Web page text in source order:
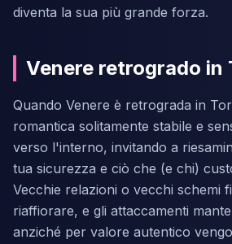
diventa la sua più grande forza.
Venere retrogrado in
Quando Venere è retrograda in
romantica solitamente stabile e
verso l'interno, invitando a
tua sicurezza e ciò che (e chi)
Vecchie relazioni o vecchi schemi
riaffiorare, e gli attaccamenti
anziché per valore autentico